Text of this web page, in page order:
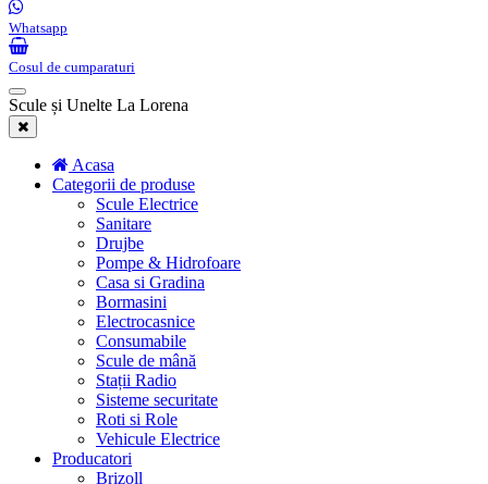
Whatsapp
Cosul de cumparaturi
Scule și Unelte La Lorena
Acasa
Categorii de produse
Scule Electrice
Sanitare
Drujbe
Pompe & Hidrofoare
Casa si Gradina
Bormasini
Electrocasnice
Consumabile
Scule de mână
Stații Radio
Sisteme securitate
Roti si Role
Vehicule Electrice
Producatori
Brizoll